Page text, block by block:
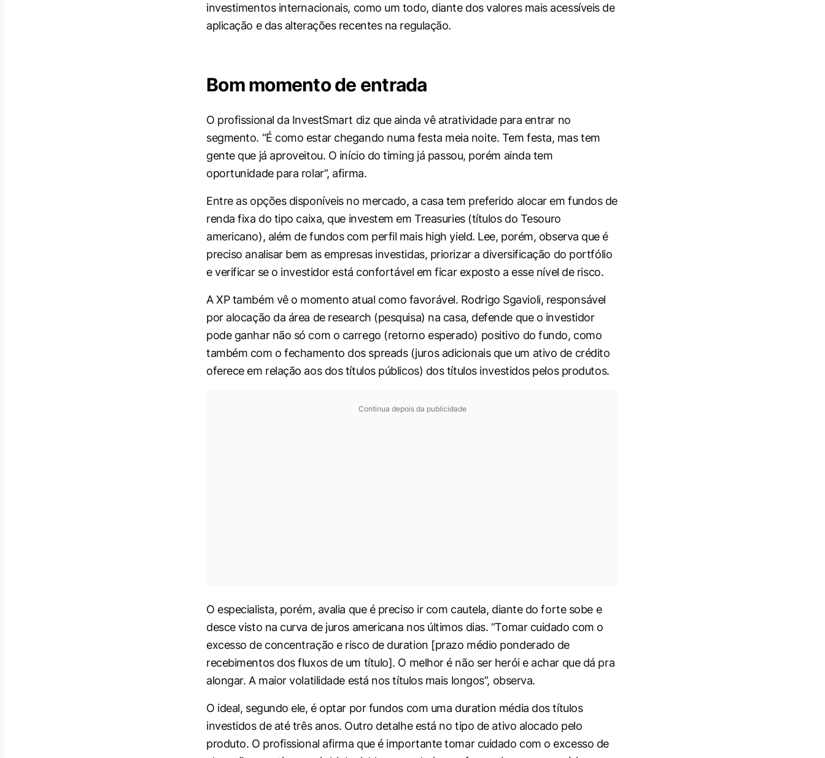
investimentos internacionais, como um todo, diante dos valores mais acessíveis de
aplicação e das alterações recentes na regulação.
Bom momento de entrada
O profissional da InvestSmart diz que ainda vê atratividade para entrar no
segmento. “É como estar chegando numa festa meia noite. Tem festa, mas tem
gente que já aproveitou. O início dotiming já passou, porém ainda tem
oportunidade para rolar”, afirma.
Entre as opções disponíveis no mercado, a casa tem preferido alocar em fundos de
renda fixa do tipo caixa, que investem emTreasuries(títulos do Tesouro
americano), além de fundos com perfil mais high yield. Lee, porém, observa que é
preciso analisar bem as empresas investidas, priorizar a diversificação do portfólio
e verificar se o investidor está confortável em ficar exposto a esse nível de risco.
A XP também vê o momento atual como favorável. Rodrigo Sgavioli, responsável
por alocação da área de research (pesquisa) na casa, defende que o investidor
pode ganhar não só com o carrego (retorno esperado) positivo do fundo, como
também com o fechamento dosspreads(juros adicionais que um ativo de crédito
oferece em relação aos dos títulos públicos) dos títulos investidos pelos produtos.
Continua depois da publicidade
O especialista, porém, avalia que é preciso ir com cautela, diante do forte sobe e
desce visto na curva de juros americana nos últimos dias. “Tomar cuidado com o
excesso de concentração e risco de duration [prazo médio ponderado de
recebimentos dos fluxos de um título]. O melhor é não ser herói e achar que dá pra
alongar. A maior volatilidade está nos títulos mais longos”, observa.
O ideal, segundo ele, é optar por fundos com uma duration média dos títulos
investidos de até três anos. Outro detalhe está no tipo de ativo alocado pelo
produto. O profissional afirma que é importante tomar cuidado com o excesso de